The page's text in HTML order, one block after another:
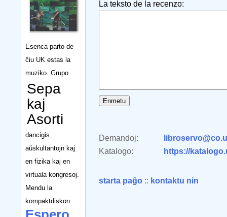
Esenca parto de
ĉiu UK estas la
muziko. Grupo
Sepa
kaj
Asorti
dancigis
aŭskultantojn kaj
en fizika kaj en
virtuala kongresoj.
Mendu la
kompaktdiskon
La teksto de la recenzo:
Demandoj:
Katalogo:
https://
starta paĝo :: kontaktu nin